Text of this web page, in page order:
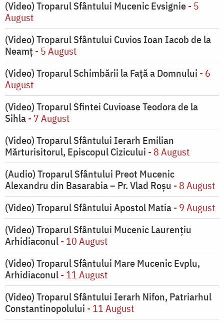
(Video) Troparul Sfântului Mucenic Evsignie- 5
August
(Video) Troparul Sfântului Cuvios Ioan Iacob de la
Neamț - 5 August
(Video) Troparul Schimbării la Față a Domnului - 6
August
(Video) Troparul Sfintei Cuvioase Teodora de la
Sihla- 7 August
(Video) Troparul Sfântului Ierarh Emilian
Mărturisitorul, Episcopul Cizicului - 8 August
(Audio) Troparul Sfântului Preot Mucenic
Alexandru din Basarabia – Pr. Vlad Roșu - 8 August
(Video) Troparul Sfântului Apostol Matia- 9 August
(Video) Troparul Sfântului Mucenic Laurențiu
Arhidiaconul- 10 August
(Video) Troparul Sfântului Mare Mucenic Evplu,
Arhidiaconul- 11 August
(Video) Troparul Sfântului Ierarh Nifon, Patriarhul
Constantinopolului - 11 August